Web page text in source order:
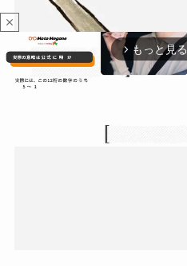
close
arrow_forward_ios もっと見る